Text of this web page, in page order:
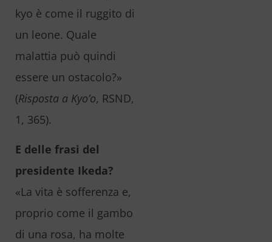
kyo è come il ruggito di
un leone. Quale
malattia può quindi
essere un ostacolo?»
(Risposta a Kyo’o, RSND,
1, 365).
E delle frasi del
presidente Ikeda?
«La vita è sofferenza e,
proprio come il gambo
di una rosa, ha molte